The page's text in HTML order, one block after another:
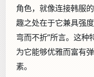
角色，就像连接韩服
趣之处在于它兼具强
弯而不折”所言。这种
为它能够优雅而富有
素。